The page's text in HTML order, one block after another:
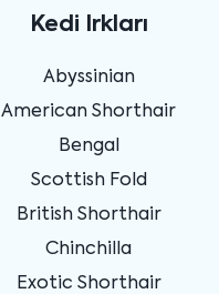
Kedi Irkları
Abyssinian
American Shorthair
Bengal
Scottish Fold
British Shorthair
Chinchilla
Exotic Shorthair